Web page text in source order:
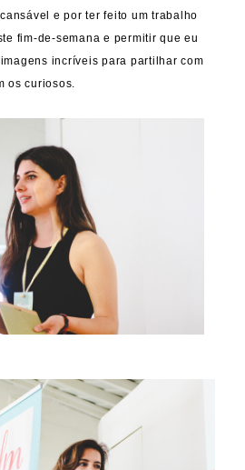
e por ter feito um trabalho
fim-de-semana e permitir que eu
incríveis para partilhar com
os curiosos.